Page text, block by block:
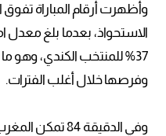
وأظهرت أرقام المباراة
37% للمنتخب الكندي، وهو
وفرصها خلال أغلب الفترات.
وفي الدقيقة 84